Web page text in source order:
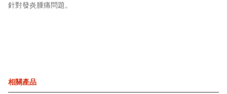
針對發炎腫痛問題。